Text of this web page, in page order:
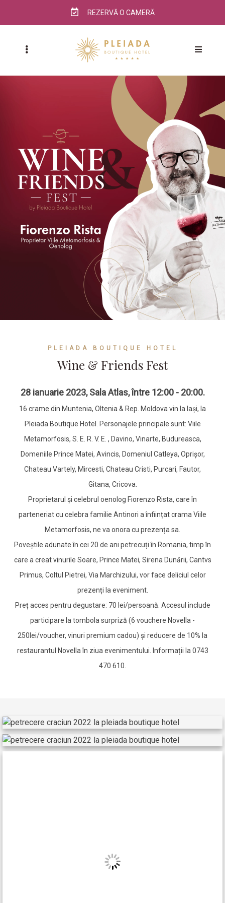
REZERVĂ O CAMERĂ
PLEIADA BOUTIQUE HOTEL
Wine & Friends Fest
28 ianuarie 2023, Sala Atlas, între 12:00 - 20:00.
16 crame din Muntenia, Oltenia & Rep. Moldova vin la Iași, la
Pleiada Boutique Hotel. Personajele principale sunt: Viile
Metamorfosis, S. E. R. V. E. , Davino, Vinarte, Budureasca,
Domeniile Prince Matei, Avincis, Domeniul Catleya, Oprișor,
Chateau Vartely, Mircesti, Chateau Cristi, Purcari, Fautor,
Gitana, Cricova.
Proprietarul și celebrul oenolog Fiorenzo Rista, care în
parteneriat cu celebra familie Antinori a înființat crama Viile
Metamorfosis, ne va onora cu prezența sa.
Poveștile adunate în cei 20 de ani petrecuți în Romania, timp în
care a creat vinurile Soare, Prince Matei, Sirena Dunării, Cantvs
Primus, Coltul Pietrei, Via Marchizului, vor face deliciul celor
prezenți la eveniment.
Preț acces pentru degustare: 70 lei/persoană. Accesul include
participare la tombola surpriză (6 vouchere Novella -
250lei/voucher, vinuri premium cadou) și reducere de 10% la
restaurantul Novella în ziua evenimentului. Informații la 0743
470 610.